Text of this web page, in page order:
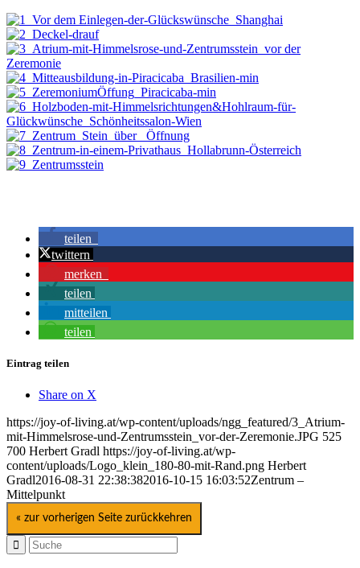
teilen
twittern
merken
teilen
mitteilen
teilen
Eintrag teilen
Share on X
https://joy-of-living.at/wp-content/uploads/ngg_featured/3_Atrium-
mit-Himmelsrose-und-Zentrumsstein_vor-der-Zeremonie.JPG 525
700 Herbert Gradl https://joy-of-living.at/wp-
content/uploads/Logo_klein_180-80-mit-Rand.png Herbert
Gradl2016-08-31 22:38:382016-10-15 16:03:52Zentrum –
Mittelpunkt
« zur vorherigen Seite zurückkehren